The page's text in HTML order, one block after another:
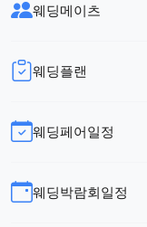
웨딩메이츠
웨딩플랜
웨딩페어일정
웨딩박람회일정